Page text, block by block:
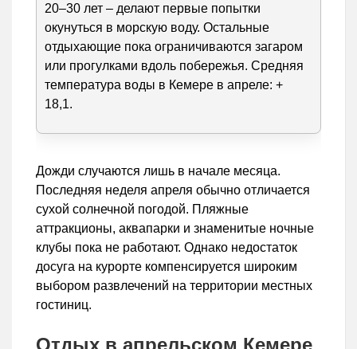
20–30 лет – делают первые попытки
окунуться в морскую воду. Остальные
отдыхающие пока ограничиваются загаром
или прогулками вдоль побережья. Средняя
температура воды в Кемере в апреле: +
18,1.
Дожди случаются лишь в начале месяца.
Последняя неделя апреля обычно отличается
сухой солнечной погодой. Пляжные
аттракционы, аквапарки и знаменитые ночные
клубы пока не работают. Однако недостаток
досуга на курорте компенсируется широким
выбором развлечений на территории местных
гостиниц.
Отдых в апрельском Кемере